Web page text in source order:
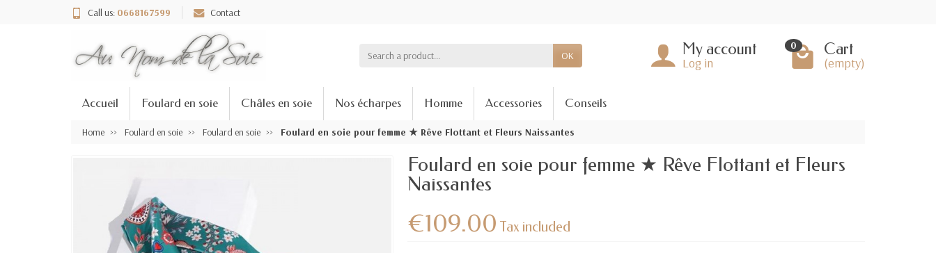
Call us: 0668167599 Contact
OK My account
Log in
0 Cart
(empty)
Accueil Foulard en soie Châles en soie Nos écharpes Homme Accessories Conseils
Home Foulard en soie Foulard en soie Foulard en soie pour femme ★ Rêve Flottant et Fleurs Naissantes
Foulard en soie pour femme ★ Rêve Flottant et Fleurs
Naissantes
€109.00 Tax included